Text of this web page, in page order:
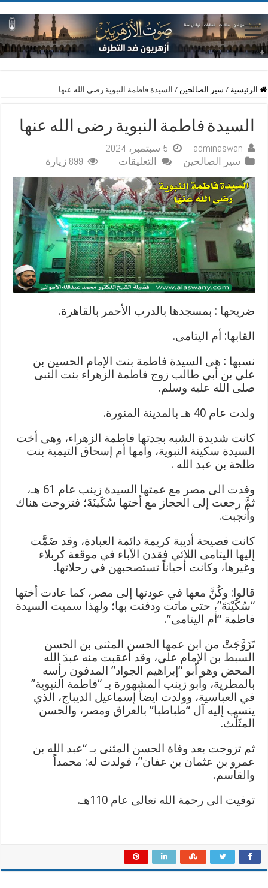
الرئيسية / سير الصالحين / السيدة فاطمة النبوية رضى الله عنها
السيدة فاطمة النبوية رضى الله عنها
adminaswan
5 سبتمبر، 2024
سير الصالحين
التعليقات
فاطمة
النبوية
رضى
الله
عنها
مغلقة
899 زيارة
ضريحها : بمسجدها بالدرب الأحمر بالقاهرة.
القابها: أم اليتامى.
نسبها : هى السيدة فاطمة بنت الإمام الحسين بن
علي بن أبي طالب زوج فاطمة الزهراء بنت النبى
صلى الله عليه وسلم.
ولدت عام 40 هـ بالمدينة المنورة.
كانت شديدة الشبه بجدتها فاطمة الزهراء، وهى أخت
السيدة سكينة النبوية، وأمها أم إسحاق التيمية بنت
طلحة بن عبد الله .
وفدت الى مصر مع عمتها السيدة زينب عام 61 هـ،
ثمَّ رجعت إلى الحجاز مع أختها سُكَينَةَ؛ فتزوجت هناك
وأنجبت.
كانت فصيحة أديبة كريمة دائمة العبادة، وقد ضَمَّت
إليها اليتامى اللائي فقدن الآباء في موقعة كربلاء
وغيرها، وكانت أحياناً تستصحبهن في رحلاتها.
قالوا: وكُنَّ معها في عودتها إلى مصر، كما عادت أختها
“سُكَيْنَةَ”، حتى ماتت ودفنت بها؛ ولهذا سميت السيدة
فاطمة “أم اليتامى”.
تَزَوَّجَتْ من ابن عمها الحسن المثنى بن الحسن
السبط بن الإمام علي، وقد أعقبت منه عبدَ الله
المحض وهو أبو “إبراهيم الجواد” المدفون رأسه
بالمطرية، وأبو زينب المشهورة بـ “فاطمة النبوية”
في العباسية، وولدت ايضاً إسماعيل الديباج، الذي
ينسب إليه آل “طباطبا” بالعراق ومصر، والحسن
المثَلَّث.
ثم تزوجت بعد وفاة الحسن المثنى بـ “عبد الله بن
عمرو بن عثمان بن عفان”، فولدت له: محمداً
والقاسم.
توفيت الى رحمة الله تعالى عام 110هـ.